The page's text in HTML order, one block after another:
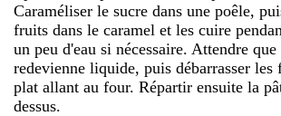
Caraméliser le sucre dans une poêle,
fruits dans le caramel et les cuire
un peu d'eau si nécessaire. Attendre
redevienne liquide, puis débarrasser les
plat allant au four. Répartir ensuite la
dessus.